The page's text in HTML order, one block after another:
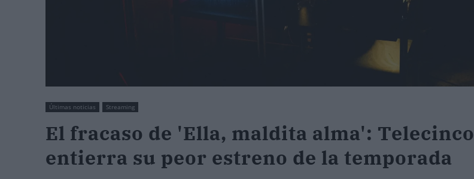
Últimas noticias Streaming
El fracaso de 'Ella, maldita alma': Telecinco
entierra su peor estreno de la temporada